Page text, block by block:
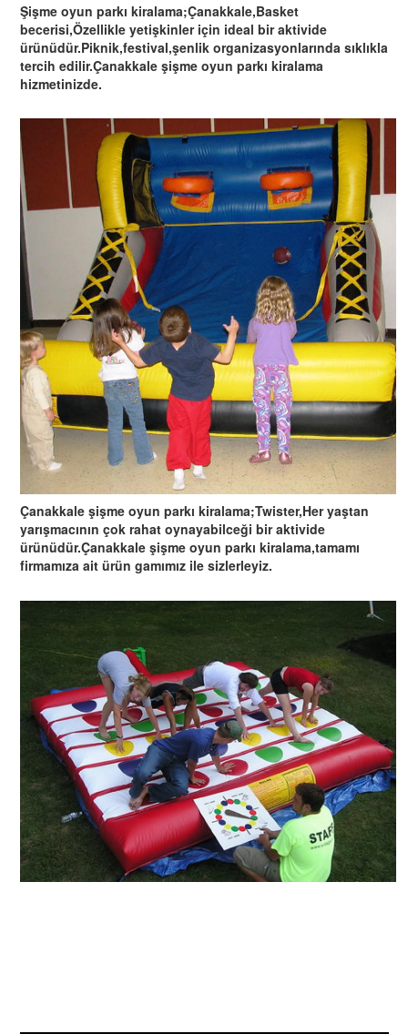
Şişme oyun parkı kiralama;Çanakkale,Basket
becerisi,Özellikle yetişkinler için ideal bir aktivide
ürünüdür.Piknik,festival,şenlik organizasyonlarında sıklıkla
tercih edilir.Çanakkale şişme oyun parkı kiralama
hizmetinizde.
Çanakkale şişme oyun parkı kiralama;Twister,Her yaştan
yarışmacının çok rahat oynayabilceği bir aktivide
ürünüdür.Çanakkale şişme oyun parkı kiralama,tamamı
firmamıza ait ürün gamımız ile sizlerleyiz.